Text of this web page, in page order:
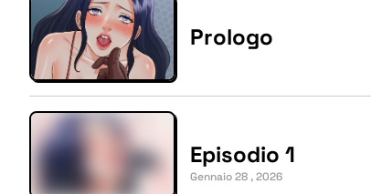
Prologo
Episodio 1
Gennaio 28 , 2026